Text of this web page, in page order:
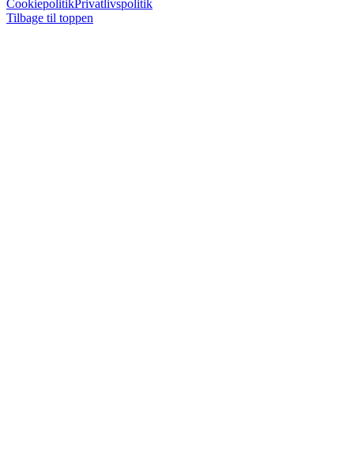
CookiepolitikPrivatlivspolitik
Tilbage til toppen